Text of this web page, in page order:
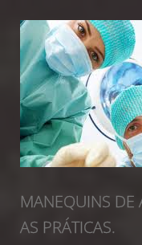
MANEQUINS DE
AS PRÁTICAS.